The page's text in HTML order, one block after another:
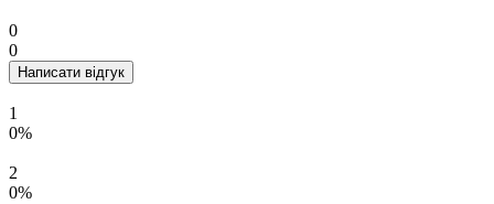
0
0
Написати відгук
1
0%
2
0%